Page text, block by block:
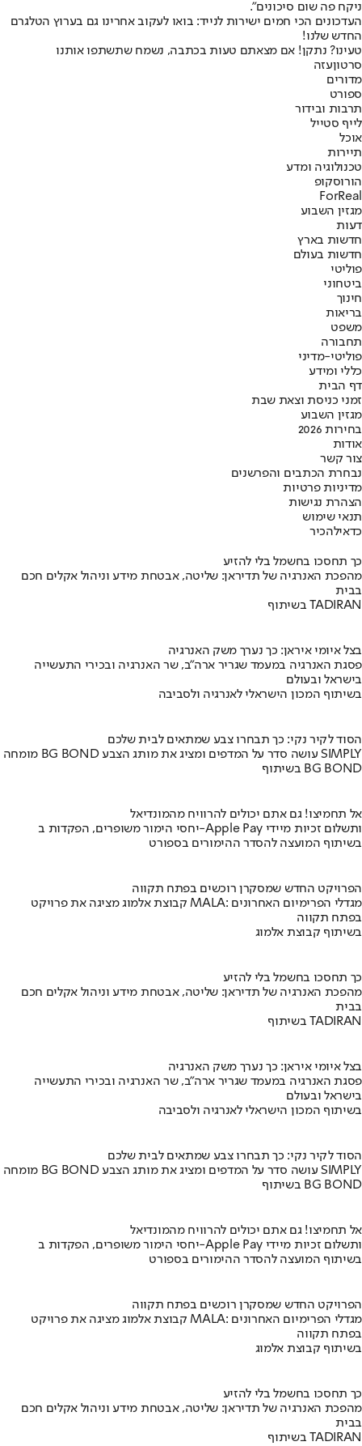
ניקח פה שום סיכונים".
העדכונים הכי חמים ישירות לנייד: בואו לעקוב אחרינו גם בערוץ הטלגרם
החדש שלנו!
טעינו? נתקן! אם מצאתם טעות בכתבה, נשמח שתשתפו אותנו
סרטוןעזה
מדורים
ספורט
תרבות ובידור
לייף סטייל
אוכל
תיירות
טכנולוגיה ומדע
הורוסקופ
ForReal
מגזין השבוע
דעות
חדשות בארץ
חדשות בעולם
פוליטי
ביטחוני
חינוך
בריאות
משפט
תחבורה
פוליטי-מדיני
כללי ומידע
דף הבית
זמני כניסת וצאת שבת
מגזין השבוע
בחירות 2026
אודות
צור קשר
נבחרת הכתבים והפרשנים
מדיניות פרטיות
הצהרת נגישות
תנאי שימוש
כדאילהכיר
כך תחסכו בחשמל בלי להזיע
מהפכת האנרגיה של תדיראן: שליטה, אבטחת מידע וניהול אקלים חכם
בבית
בשיתוף TADIRAN
בצל איומי איראן: כך נערך משק האנרגיה
פסגת האנרגיה במעמד שגריר ארה"ב, שר האנרגיה ובכירי התעשייה
בישראל ובעולם
בשיתוף המכון הישראלי לאנרגיה ולסביבה
הסוד לקיר נקי: כך תבחרו צבע שמתאים לבית שלכם
מומחה BG BOND עושה סדר על המדפים ומציג את מותג הצבע SIMPLY
בשיתוף BG BOND
אל תחמיצו! גם אתם יכולים להרוויח מהמונדיאל
יחסי הימור משופרים, הפקדות ב-Apple Pay ותשלום זכיות מיידי
בשיתוף המועצה להסדר ההימורים בספורט
הפרויקט החדש שמסקרן רוכשים בפתח תקווה
קבוצת אלמוג מציגה את פרויקט MALA: מגדלי הפרימיום האחרונים
בפתח תקווה
בשיתוף קבוצת אלמוג
כך תחסכו בחשמל בלי להזיע
מהפכת האנרגיה של תדיראן: שליטה, אבטחת מידע וניהול אקלים חכם
בבית
בשיתוף TADIRAN
בצל איומי איראן: כך נערך משק האנרגיה
פסגת האנרגיה במעמד שגריר ארה"ב, שר האנרגיה ובכירי התעשייה
בישראל ובעולם
בשיתוף המכון הישראלי לאנרגיה ולסביבה
הסוד לקיר נקי: כך תבחרו צבע שמתאים לבית שלכם
מומחה BG BOND עושה סדר על המדפים ומציג את מותג הצבע SIMPLY
בשיתוף BG BOND
אל תחמיצו! גם אתם יכולים להרוויח מהמונדיאל
יחסי הימור משופרים, הפקדות ב-Apple Pay ותשלום זכיות מיידי
בשיתוף המועצה להסדר ההימורים בספורט
הפרויקט החדש שמסקרן רוכשים בפתח תקווה
קבוצת אלמוג מציגה את פרויקט MALA: מגדלי הפרימיום האחרונים
בפתח תקווה
בשיתוף קבוצת אלמוג
כך תחסכו בחשמל בלי להזיע
מהפכת האנרגיה של תדיראן: שליטה, אבטחת מידע וניהול אקלים חכם
בבית
בשיתוף TADIRAN